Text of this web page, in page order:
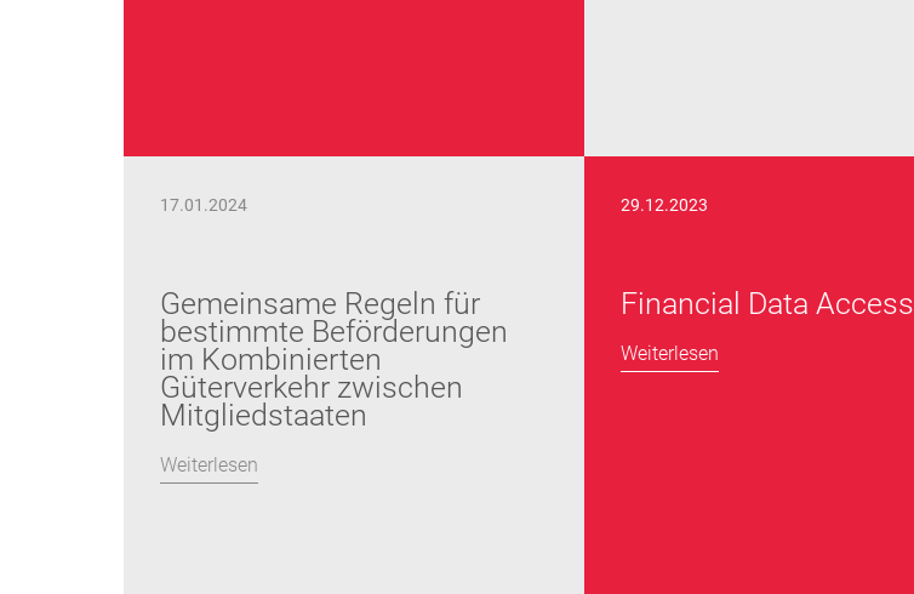
17.01.2024
Gemeinsame Regeln für
bestimmte Beförderungen
im Kombinierten
Güterverkehr zwischen
Mitgliedstaaten
Weiterlesen
29.12.2023
Financial Data Access
Weiterlesen